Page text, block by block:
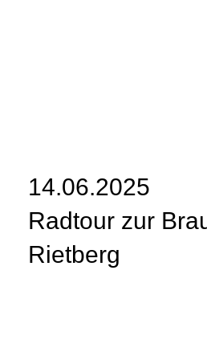
14.06.2025
Radtour zur
Rietberg